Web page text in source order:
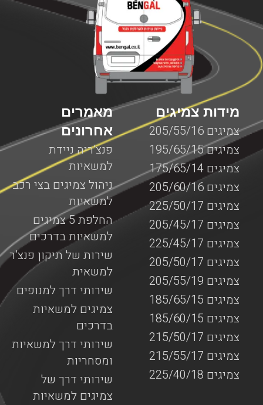
מאמרים
אחרונים
פנצ’ריה ניידת
למשאיות
ניהול צמיגים בצי רכב
למשאיות
החלפת 5 צמיגים
למשאיות בדרכים
שירות של תיקון פנצ’ר
למשאית
שירותי דרך למנופים
צמיגים למשאיות
בדרכים
שירותי דרך למשאיות
ומסחריות
שירותי דרך של
צמיגים למשאיות
מידות צמיגים
צמיגים 205/55/16
צמיגים 195/65/15
צמיגים 175/65/14
צמיגים 205/60/16
צמיגים 225/50/17
צמיגים 205/45/17
צמיגים 225/45/17
צמיגים 205/50/17
צמיגים 205/55/19
צמיגים 185/65/15
צמיגים 185/60/15
צמיגים 215/50/17
צמיגים 215/55/17
צמיגים 225/40/18